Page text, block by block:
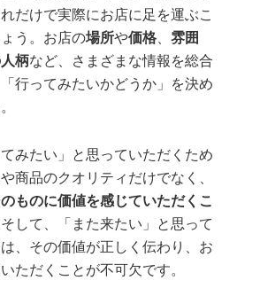
だけで実際にお店に足を運ぶこ
う。お店の場所や価格 、雰囲
柄など、さまざまな情報を総合
行ってみたいかどうか」を決め
みたい」と思っていただくため
商品のクオリティだけでなく、
ものに価値を感じていただくこ
そして、「また来たい」と思って
、その価値が正しく伝わり、お
ただくことが不可欠です。